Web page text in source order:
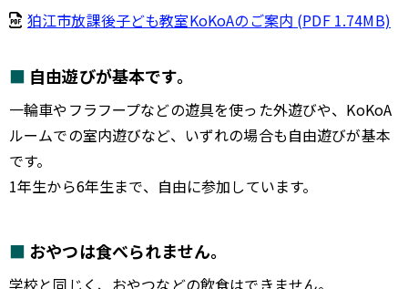
狛江市放課後子ども教室KoKoAのご案内 (PDF 1.74MB)
自由遊びが基本です。
一輪車やフラフープなどの遊具を使った外遊びや、KoKoA
ルームでの室内遊びなど、いずれの場合も自由遊びが基本
です。
1年生から6年生まで、自由に参加しています。
おやつは食べられません。
学校と同じく、おやつなどの飲食はできません。